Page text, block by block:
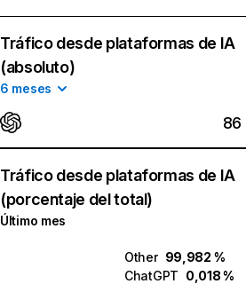
Tráfico desde plataformas de IA
(absoluto)
6 meses
86
Tráfico desde plataformas de IA
(porcentaje del total)
Último mes
Other 99,982 %
ChatGPT 0,018 %